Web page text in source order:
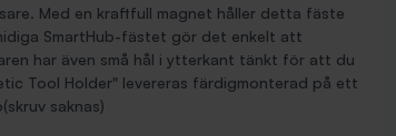
Med en kraftfull magnet håller detta fäste
SmartHub-fästet gör det enkelt att
har även små hål i ytterkant tänkt för att du
Tool Holder" levereras färdigmonterad på ett
saknas)